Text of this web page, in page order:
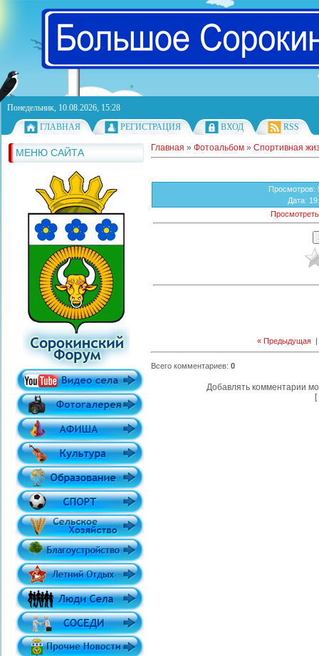
Понедельник, 10.08.2026, 15:28
ГЛАВНАЯ
РЕГИСТРАЦИЯ ВХОД RSS
МЕНЮ САЙТА Главная » Фотоальбом » Спортивная
Просмотров:
Дата:
« Предыдущая|
Всего комментариев: 0
Добавлять комментарии
[